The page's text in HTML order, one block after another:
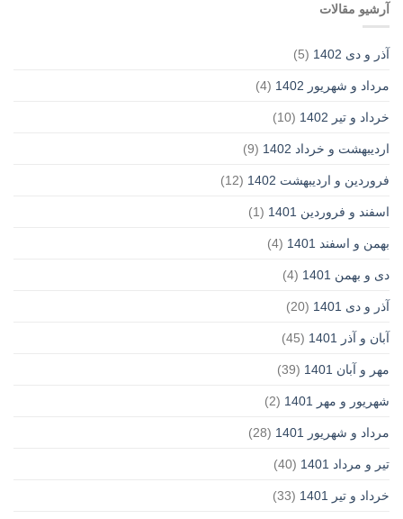
آرشیو مقالات
آذر و دی 1402 (5)
مرداد و شهریور 1402 (4)
خرداد و تیر 1402 (10)
اردیبهشت و خرداد 1402 (9)
فروردین و اردیبهشت 1402 (12)
اسفند و فروردین 1401 (1)
بهمن و اسفند 1401 (4)
دی و بهمن 1401 (4)
آذر و دی 1401 (20)
آبان و آذر 1401 (45)
مهر و آبان 1401 (39)
شهریور و مهر 1401 (2)
مرداد و شهریور 1401 (28)
تیر و مرداد 1401 (40)
خرداد و تیر 1401 (33)